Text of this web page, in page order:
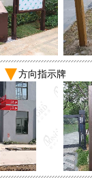
方向指示牌